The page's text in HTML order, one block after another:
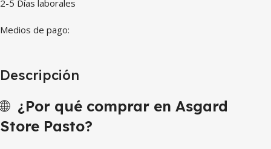
2-5 Días laborales
Medios de pago:
Descripción
🌐 ¿Por qué comprar en Asgard
Store Pasto?